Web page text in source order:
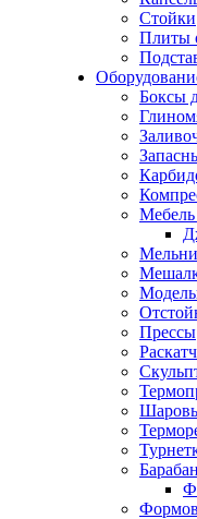
Стойки
Плиты
Боксы
Мебель
Прессы